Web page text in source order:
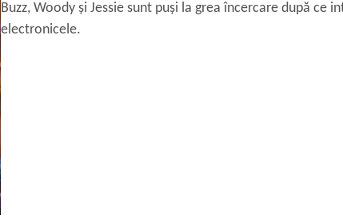
Buzz, Woody și Jessie sunt puși la grea încercare după ce
electronicele.